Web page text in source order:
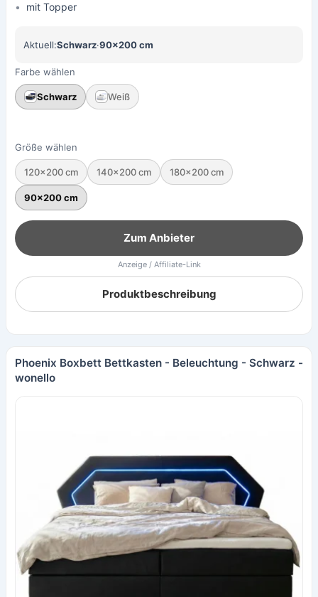
mit Topper
Aktuell:Schwarz·90×200 cm
Farbe wählen
Schwarz Weiß
Größe wählen
120×200 cm 140×200 cm 180×200 cm
90×200 cm
Zum Anbieter
Anzeige / Affiliate-Link
Produktbeschreibung
Phoenix Boxbett Bettkasten - Beleuchtung - Schwarz -
wonello